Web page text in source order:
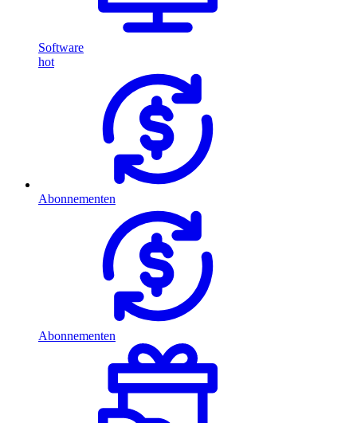
Software
hot
Abonnementen
Abonnementen